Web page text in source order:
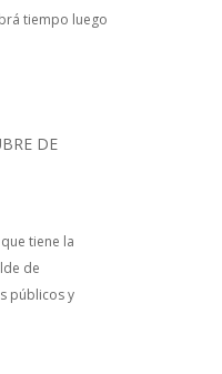
tiempo luego
DE
tiene la
de
públicos y